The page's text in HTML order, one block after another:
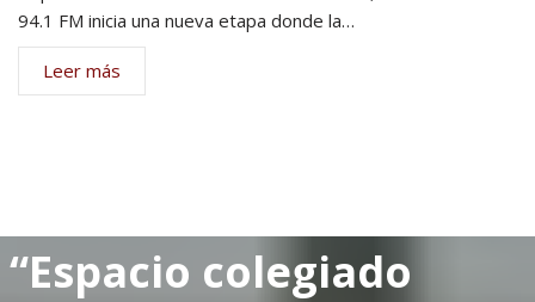
94.1 FM inicia una nueva etapa donde la…
Leer más
“Espacio colegiado